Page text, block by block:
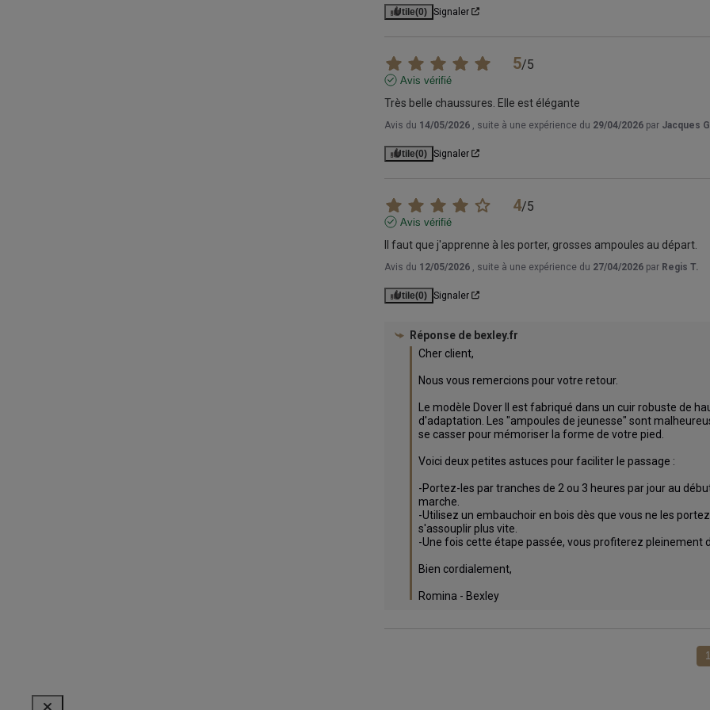
Utile(0) Signaler
5/5
Avis vérifié
Très belle chaussures. Elle est élégante
Avis du 14/05/2026 , suite à une expérience du 29/04/2026 par Jacques
Utile(0) Signaler
4/5
Avis vérifié
Il faut que j'apprenne à les porter, grosses ampoules au départ.
Avis du 12/05/2026 , suite à une expérience du 27/04/2026 par Regis T.
Utile(0) Signaler
Réponse de bexley.fr
Cher client,
Nous vous remercions pour votre retour.
Le modèle Dover II est fabriqué dans un cuir robuste de
d'adaptation. Les "ampoules de jeunesse" sont
se casser pour mémoriser la forme de votre pied.
Voici deux petites astuces pour faciliter le passage :
-Portez-les par tranches de 2 ou 3 heures par jour au
marche.
-Utilisez un embauchoir en bois dès que vous ne les
s'assouplir plus vite.
-Une fois cette étape passée, vous profiterez pleinement
Bien cordialement,
Romina - Bexley